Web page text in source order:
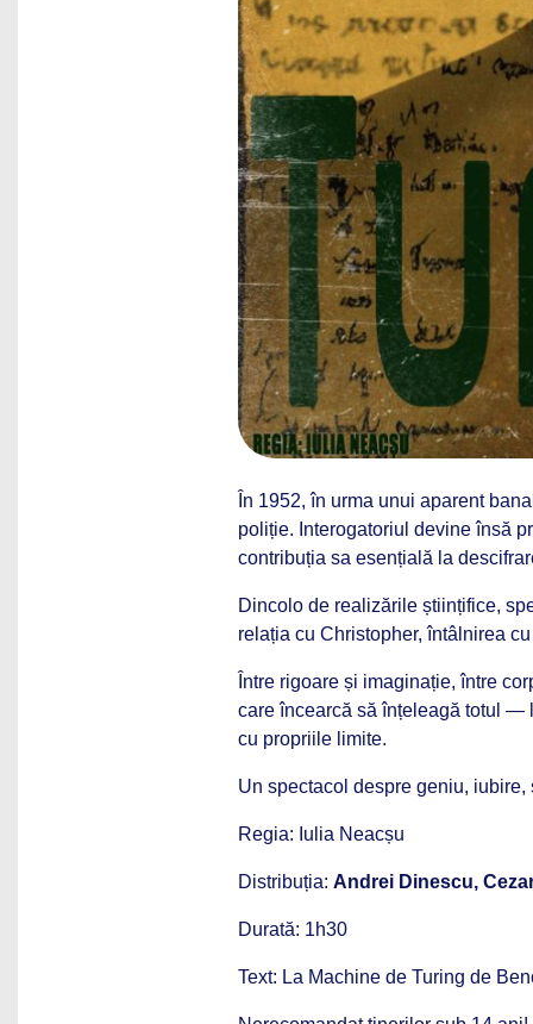
În 1952, în urma unui aparent
poliție. Interogatoriul devine însă
contribuția sa esențială la
Dincolo de realizările științifice,
relația cu Christopher, întâlnirea
Între rigoare și imaginație, între
care încearcă să înțeleagă totul —
cu propriile limite.
Un spectacol despre geniu,
Regia: Iulia Neacșu
Distribuția: Andrei Dinescu,
Durată: 1h30
Text: La Machine de Turing de